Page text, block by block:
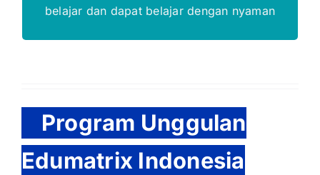
belajar dan dapat belajar dengan nyaman
Program Unggulan
Edumatrix Indonesia